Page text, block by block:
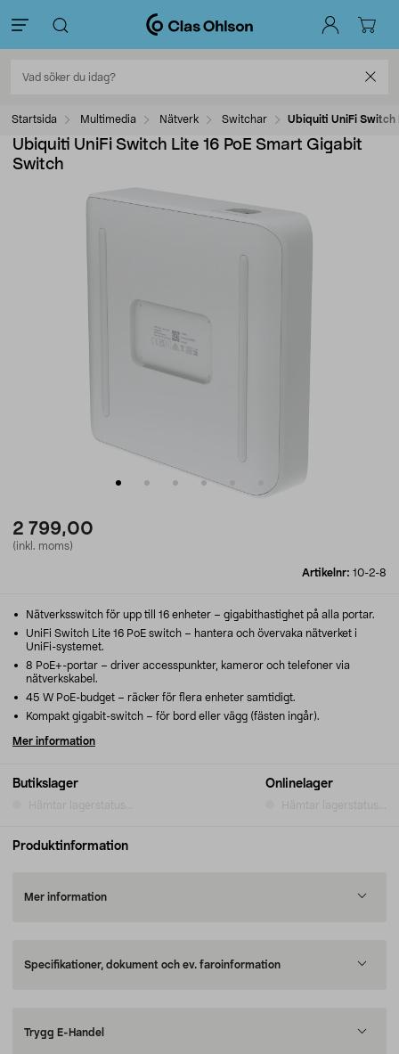
Startsida Multimedia Nätverk Switchar Ubiquiti UniFi Switch
Ubiquiti UniFi Switch Lite 16 PoE Smart Gigabit
Switch
2 799,00
(inkl. moms)
Artikelnr: 10-2-8
Butikslager
Hämtar lagerstatus...
Onlinelager
Hämtar lagerstatus...
Nätverksswitch för upp till 16 enheter – gigabithastighet på alla portar.
UniFi Switch Lite 16 PoE switch – hantera och övervaka nätverket i
UniFi-systemet.
8 PoE+-portar – driver accesspunkter, kameror och telefoner via
nätverkskabel.
45 W PoE-budget – räcker för flera enheter samtidigt.
Kompakt gigabit-switch – för bord eller vägg (fästen ingår).
Mer information
Produktinformation
Mer information
Specifikationer, dokument och ev. faroinformation
Trygg E-Handel